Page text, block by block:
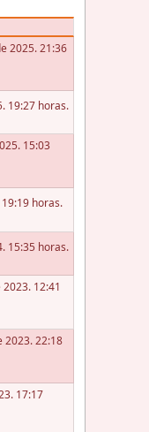
2025. 21:36
19:27 horas.
15:03
horas.
15:35 horas.
12:41
2023. 22:18
17:17